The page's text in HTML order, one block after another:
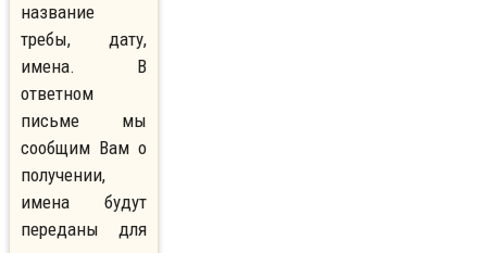
название
требы, дату,
имена. В
ответном
письме мы
сообщим Вам о
получении,
имена будут
переданы для